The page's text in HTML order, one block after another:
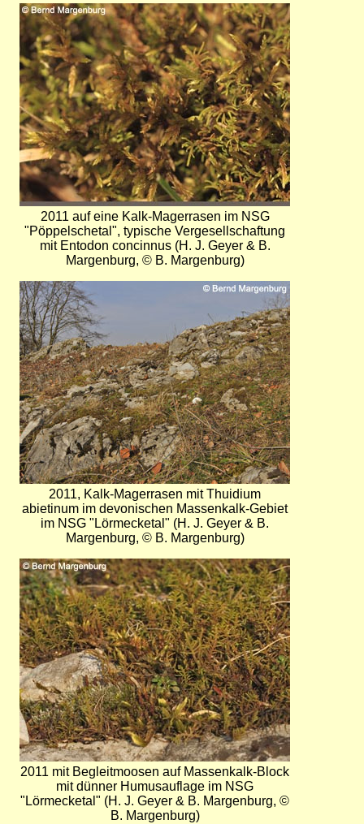
Bild
2011 auf eine Kalk-Magerrasen im NSG
"Pöppelschetal", typische Vergesellschaftung
mit Entodon concinnus (H. J. Geyer & B.
Margenburg, © B. Margenburg)
Bild
2011, Kalk-Magerrasen mit Thuidium
abietinum im devonischen Massenkalk-Gebiet
im NSG "Lörmecketal" (H. J. Geyer & B.
Margenburg, © B. Margenburg)
Bild
2011 mit Begleitmoosen auf Massenkalk-Block
mit dünner Humusauflage im NSG
"Lörmecketal" (H. J. Geyer & B. Margenburg, ©
B. Margenburg)